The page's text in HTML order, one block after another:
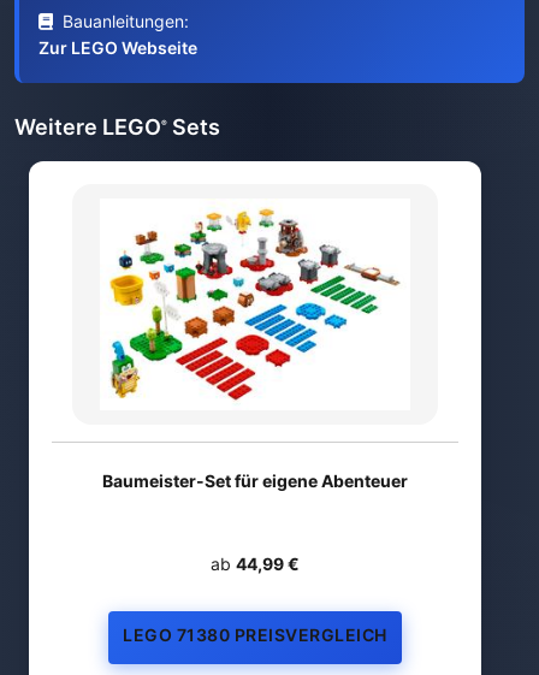
Bauanleitungen:
Zur LEGO Webseite
Weitere LEGO® Sets
Baumeister-Set für eigene Abenteuer
ab 44,99 €
LEGO 71380 PREISVERGLEICH